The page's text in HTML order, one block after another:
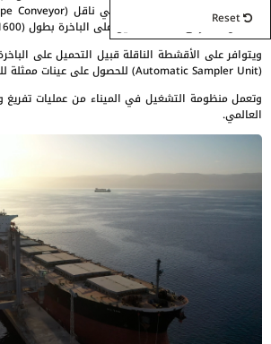
Reset
المستودعات إلى نقطة التحميل على الباخرة بطول (1600) متر.
ويتوافر على الأقشطة الناقلة قبيل التحميل على
(Automatic Sampler Unit) للحصول على عينات ممثلة للشحنات المحملة.
العالمي.